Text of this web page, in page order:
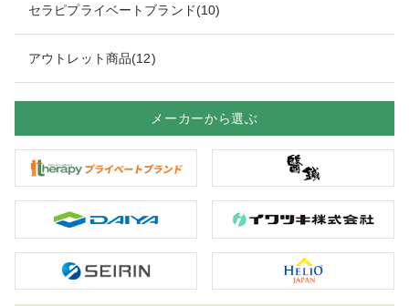
セラピプライベートブランド(10)
アウトレット商品(12)
メーカーから選ぶ